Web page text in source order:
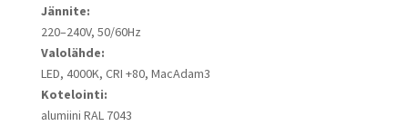
Jännite:
220–240V, 50/60Hz
Valolähde:
LED, 4000K, CRI +80, MacAdam3
Kotelointi:
alumiini RAL 7043